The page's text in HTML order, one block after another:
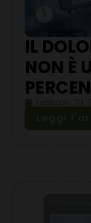
IL
NON È
Leggi